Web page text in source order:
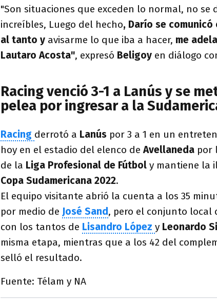
"Son situaciones que exceden lo normal, no se
increíbles, Luego del hecho, Darío se
al tanto y avisarme lo que iba a hacer, me
Lautaro Acosta", expresó Beligoy en diálogo
Racing venció 3-1 a Lanús y se
pelea por ingresar a la
Racing derrotó a Lanús por 3 a 1 en un
hoy en el estadio del elenco deAvellaneda por
de la Liga Profesional de Fútbol y mantiene la
Copa Sudamericana 2022.
El equipo visitante abrió la cuenta a los 35
por medio de José Sand, pero el conjunto
con los tantos de Lisandro López y Leonardo
misma etapa, mientras que a los 42 del
selló el resultado.
Fuente: Télam y NA